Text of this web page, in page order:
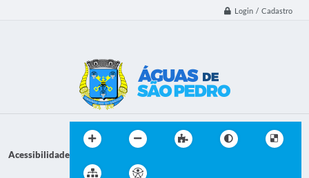
Login / Cadastro
Acessibilidade